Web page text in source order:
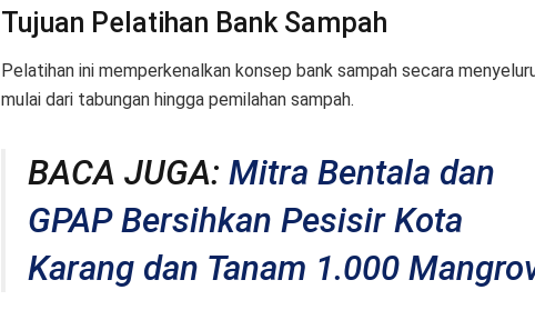
Tujuan Pelatihan Bank Sampah
Pelatihan ini memperkenalkan konsep bank sampah secara
mulai dari tabungan hingga pemilahan sampah.
BACA JUGA: Mitra Bentala dan
GPAP Bersihkan Pesisir Kota
Karang dan Tanam 1.000